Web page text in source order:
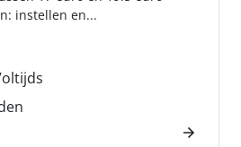
instellen en...